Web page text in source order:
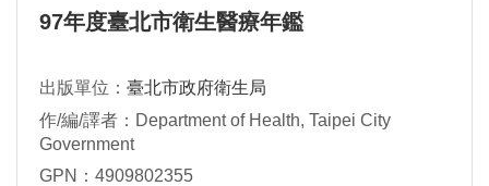
97年度臺北市衛生醫療年鑑
出版單位： 臺北市政府衛生局
作/編/譯者：Department of Health, Taipei City
Government
GPN：4909802355